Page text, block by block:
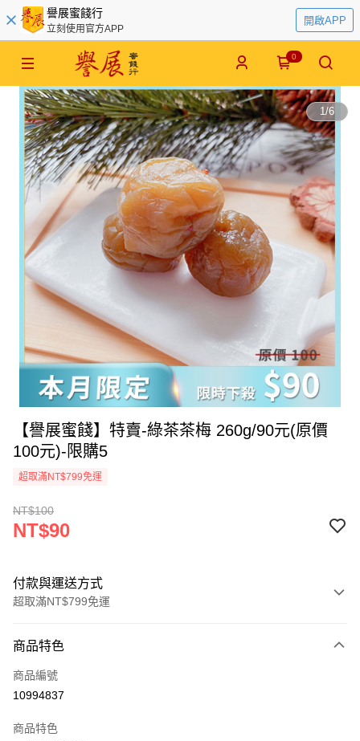
譽展蜜餞行
立刻使用官方APP
開啟APP
0
1/6
【譽展蜜餞】特賣-綠茶茶梅 260g/90元(原價
100元)-限購5
超取滿NT$799免運
NT$100
NT$90
付款與運送方式
超取滿NT$799免運
信用卡一次付款
超商取貨付款
商品特色
商品編號
10994837
商品特色